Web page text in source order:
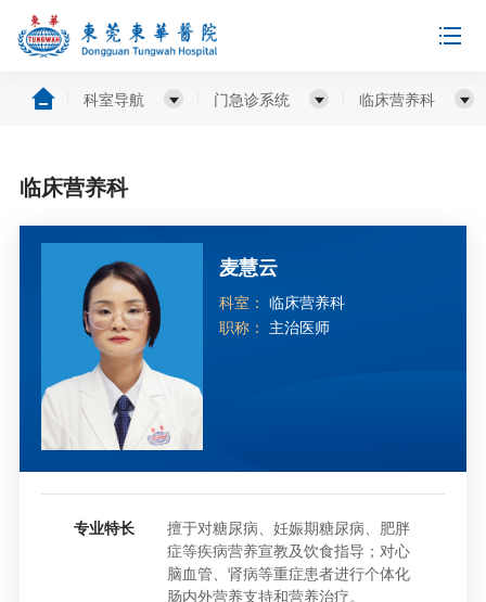
科室导航 门急诊系统 临床营养科
临床营养科
麦慧云
科室： 临床营养科
职称： 主治医师
专业特长
擅于对糖尿病、妊娠期糖尿病、肥胖
症等疾病营养宣教及饮食指导；对心
脑血管、肾病等重症患者进行个体化
肠内外营养支持和营养治疗。